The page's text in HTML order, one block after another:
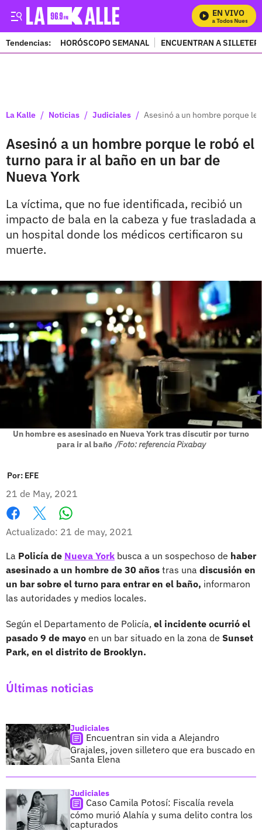
EN VIVO
Mira Todos Nuestros
Tendencias: HORÓSCOPO SEMANAL ENCUENTRAN A
La Kalle / Noticias / Judiciales / Asesinó a un hombre porque le
Asesinó a un hombre porque le robó el
turno para ir al baño en un bar de
Nueva York
La víctima, que no fue identificada, recibió un
impacto de bala en la cabeza y fue trasladada a
un hospital donde los médicos certificaron su
muerte.
Un hombre es asesinado en Nueva York tras discutir por turno
para ir al baño /Foto: referencia Pixabay
Por: EFE
21 de May, 2021
Facebook
X
Actualizado: 21 de may, 2021
La Policía de Nueva York busca a un sospechoso de haber
asesinado a un hombre de 30 años tras una discusión en
un bar sobre el turno para entrar en el baño, informaron
las autoridades y medios locales.
Según el Departamento de Policía, el incidente ocurrió el
pasado 9 de mayo en un bar situado en la zona de Sunset
Park, en el distrito de Brooklyn.
Últimas noticias
Judiciales
Encuentran sin vida a Alejandro
Grajales, joven silletero que era buscado en
Santa Elena
Judiciales
Caso Camila Potosí: Fiscalía revela
cómo murió Alahía y suma delito contra los
capturados